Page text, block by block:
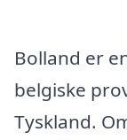
Bolland er
belgiske
Tyskland.